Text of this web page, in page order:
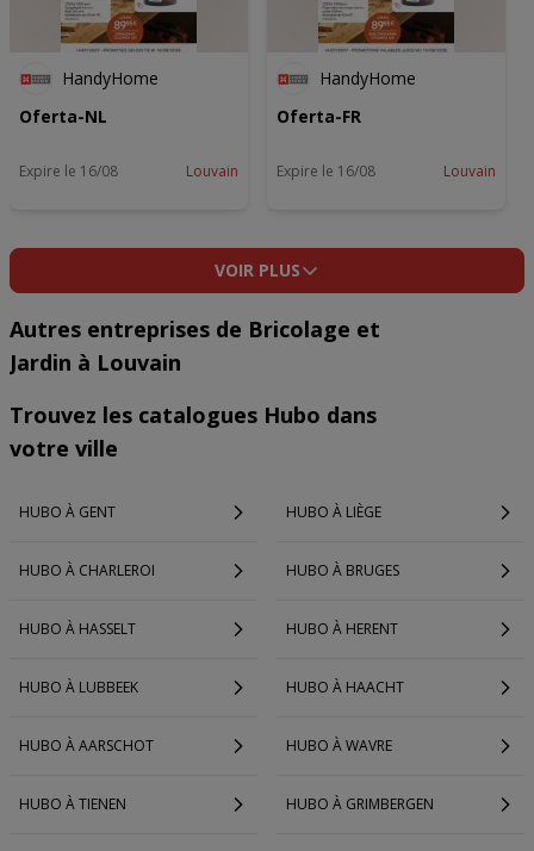
HandyHome
Oferta-NL
Expire le 16/08 Louvain
HandyHome
Oferta-FR
Expire le 16/08 Louvain
VOIR PLUS
Autres entreprises de Bricolage et
Jardin à Louvain
Trouvez les catalogues Hubo dans
votre ville
HUBO À GENT HUBO À LIÈGE
HUBO À CHARLEROI HUBO À BRUGES
HUBO À HASSELT HUBO À HERENT
HUBO À LUBBEEK HUBO À HAACHT
HUBO À AARSCHOT HUBO À WAVRE
HUBO À TIENEN HUBO À GRIMBERGEN